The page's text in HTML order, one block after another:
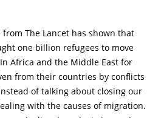
The Lancet has shown that
one billion refugees to move
Africa and the Middle East for
from their countries by conflicts
of talking about closing our
with the causes of migration.